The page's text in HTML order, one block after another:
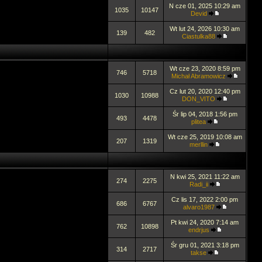
1035 10147
N cze 01, 2025 10:29 am
Devid
139 482
Wt lut 24, 2026 10:30 am
Ciastulka88
746 5718
Wt cze 23, 2020 8:59 pm
Michał Abramowicz
1030 10988
Cz lut 20, 2020 12:40 pm
DON_VITO
493 4478
Śr lip 04, 2018 1:56 pm
plitea
207 1319
Wt cze 25, 2019 10:08 am
merllin
274 2275
N kwi 25, 2021 11:22 am
Radi_ii
686 6767
Cz lis 17, 2022 2:00 pm
alvaro1987
762 10898
Pt kwi 24, 2020 7:14 am
endrjus
314 2717
Śr gru 01, 2021 3:18 pm
takse